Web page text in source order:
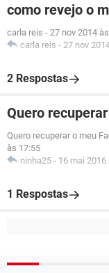
como revejo o
carla reis - 27 nov 2014
carla reis - 27 nov
2 Respostas
Quero
Quero recuperar o meu
às 17:55
ninha25 - 16 mai 2016
1 Respostas